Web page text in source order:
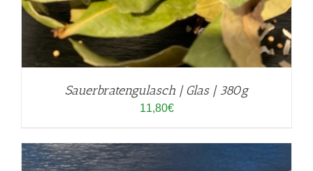
Sauerbratengulasch | Glas | 380g
11,80€